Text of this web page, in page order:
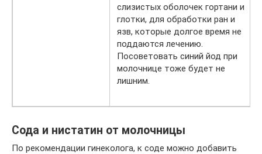
слизистых оболочек гортани и
глотки, для обработки ран и
язв, которые долгое время не
поддаются лечению.
Посоветовать синий йод при
молочнице тоже будет не
лишним.
Сода и нистатин от молочницы
По рекомендации гинеколога, к соде можно добавить